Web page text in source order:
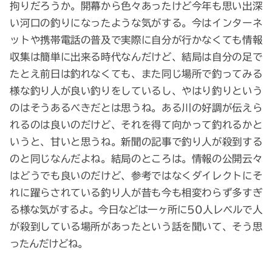
拘りだろうか。開幕から色々あったけど今年も思い出深
い河口の釣りになったような気がする。今はインターネ
ットや携帯電話の普及で実際に自分が行かなくても情報
収集は簡単に出来る時代なんだけど、結局は自分の足で
たとえ前日は釣れなくても、また同じ場所で釣ってみる
様な釣り人が良い釣りをしているし、やはり釣りという
のはそうあるべきだとは思うね。ある川の好調が伝えら
れるのは良いのだけど、それを得て向かって釣れるかと
いうと、甘いと思うね。新聞の記事で釣り人が殺到する
のと同じなんだよね。結局のところは。情報の公開云々
はどうでも良いのだけど、参考ではなくダイレクトにそ
れに躍らされている釣り人が昔も今も相変わらず多すぎ
る様な気がするよ。今日などは一ヶ所に50人レベルで人
が殺到している場所があったという話を聞いて、そう思
ったんだけどね。